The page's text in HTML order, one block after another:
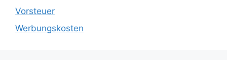
Vorsteuer
Werbungskosten